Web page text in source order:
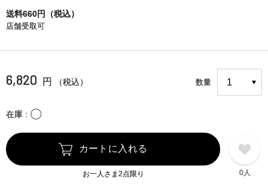
送料660円（税込）
店舗受取可
6,820 円 （税込） 数量
在庫 〇
カートに入れる
お一人さま2点限り 0人